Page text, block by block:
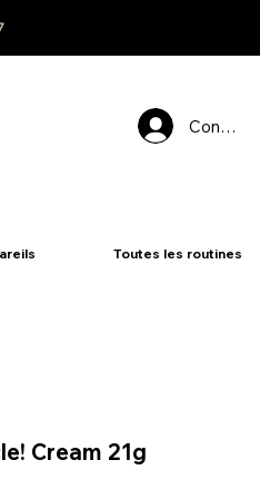
Connexion
Toutes les routines
Cream 21g